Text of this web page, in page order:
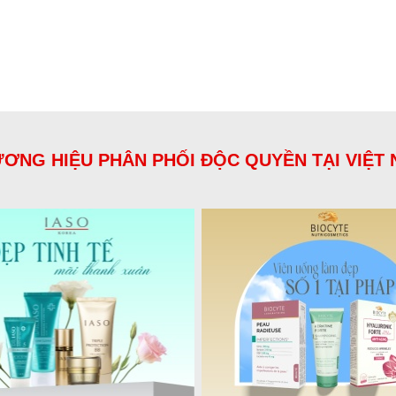
HIỆU PHÂN PHỐI ĐỘC QUYỀN TẠI VIỆT